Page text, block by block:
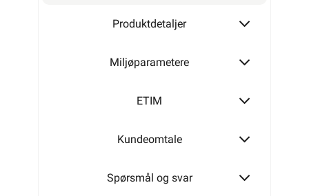
Produktdetaljer
Miljøparametere
ETIM
Kundeomtale
Spørsmål og svar